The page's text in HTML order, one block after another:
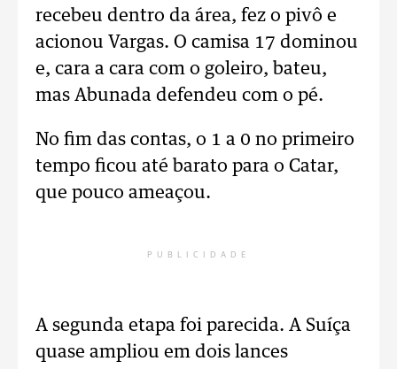
recebeu dentro da área, fez o pivô e
acionou Vargas. O camisa 17 dominou
e, cara a cara com o goleiro, bateu,
mas Abunada defendeu com o pé.
No fim das contas, o 1 a 0 no primeiro
tempo ficou até barato para o Catar,
que pouco ameaçou.
PUBLICIDADE
A segunda etapa foi parecida. A Suíça
quase ampliou em dois lances